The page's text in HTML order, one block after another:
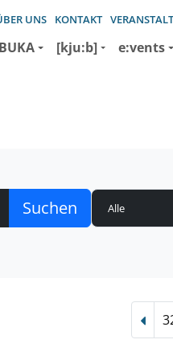
UNS KONTAKT
[kju:b] e:vents